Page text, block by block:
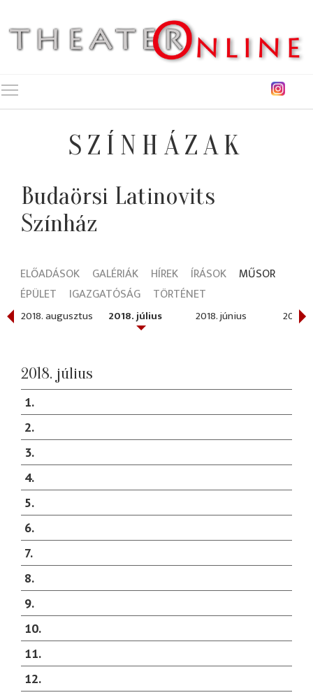
SZÍNHÁZAK
Budaörsi Latinovits
Színház
ELŐADÁSOK GALÉRIÁK HÍREK ÍRÁSOK
MŰSOR
ÉPÜLET
IGAZGATÓSÁG TÖRTÉNET
2018. augusztus 2018. július 2018. június 2018.
2018. július
1
2
3
4
5
6
7
8
9
10
11
12